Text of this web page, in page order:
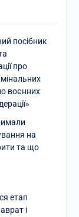
посібник
про
воєнних
на
та що
етап
і